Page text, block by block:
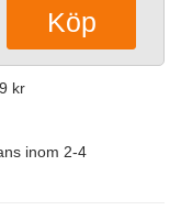
kr
inom 2-4